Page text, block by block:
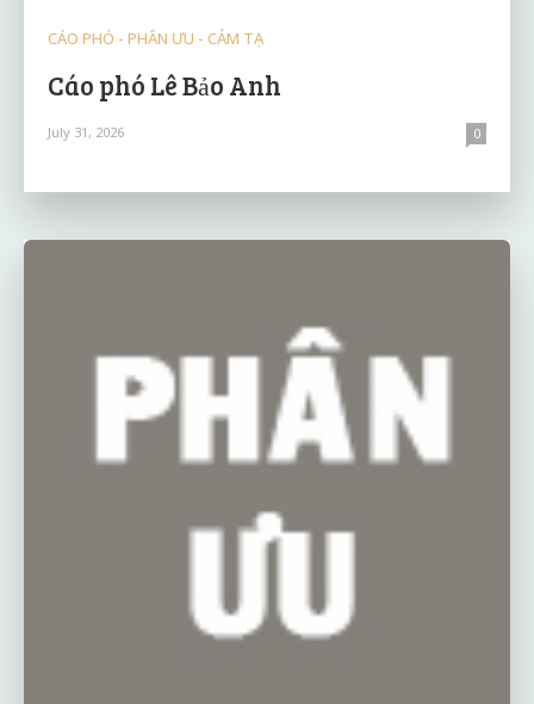
CÁO PHÓ - PHÂN ƯU - CẢM TẠ
Cáo phó Lê Bảo Anh
July 31, 2026 0